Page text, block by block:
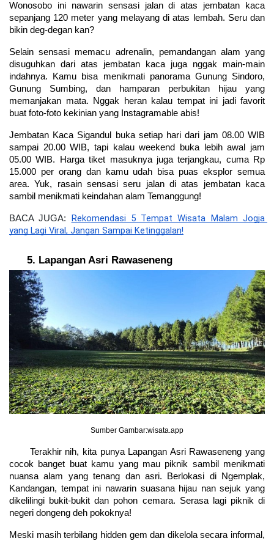
Wonosobo ini nawarin sensasi jalan di atas jembatan kaca
sepanjang 120 meter yang melayang di atas lembah. Seru dan
bikin deg-degan kan?
Selain sensasi memacu adrenalin, pemandangan alam yang
disuguhkan dari atas jembatan kaca juga nggak main-main
indahnya. Kamu bisa menikmati panorama Gunung Sindoro,
Gunung Sumbing, dan hamparan perbukitan hijau yang
memanjakan mata. Nggak heran kalau tempat ini jadi favorit
buat foto-foto kekinian yang Instagramable abis!
Jembatan Kaca Sigandul buka setiap hari dari jam 08.00 WIB
sampai 20.00 WIB, tapi kalau weekend buka lebih awal jam
05.00 WIB. Harga tiket masuknya juga terjangkau, cuma Rp
15.000 per orang dan kamu udah bisa puas eksplor semua
area. Yuk, rasain sensasi seru jalan di atas jembatan kaca
sambil menikmati keindahan alam Temanggung!
BACA JUGA:
Rekomendasi 5 Tempat Wisata Malam Jogja
yang Lagi Viral, Jangan Sampai Ketinggalan!
Lapangan Asri Rawaseneng
Sumber Gambar:wisata.app
Terakhir nih, kita punya Lapangan Asri Rawaseneng yang
cocok banget buat kamu yang mau piknik sambil menikmati
nuansa alam yang tenang dan asri. Berlokasi di Ngemplak,
Kandangan, tempat ini nawarin suasana hijau nan sejuk yang
dikelilingi bukit-bukit dan pohon cemara. Serasa lagi piknik di
negeri dongeng deh pokoknya!
Meski masih terbilang hidden gem dan dikelola secara informal,